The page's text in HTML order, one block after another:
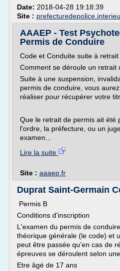
Date: 2018-04-28 19:18:39
Site :
AAAEP - Test
Permis de Conduire
Code et Conduite suite à
Comment se déroule un retrait
Suite à une suspension,
permis de conduire, vous
réaliser pour récupérer votre
Que le retrait de permis ait été
l'ordre, la préfecture, ou un
examen...
Lire la suite
Site : aaaep.fr
Duprat Saint-Germain
Permis B
Conditions d'inscription
L'examen du permis de
théorique générale (le code) et
peut être passée qu'en cas de
épreuves se déroulent selon
Etre âgé de 17 ans